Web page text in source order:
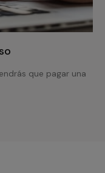
que pagar una